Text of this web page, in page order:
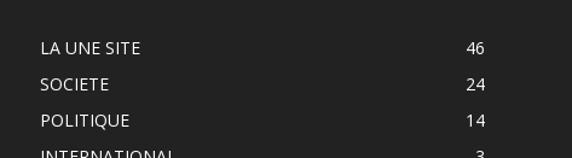
LA UNE SITE
46
SOCIETE
24
POLITIQUE
14